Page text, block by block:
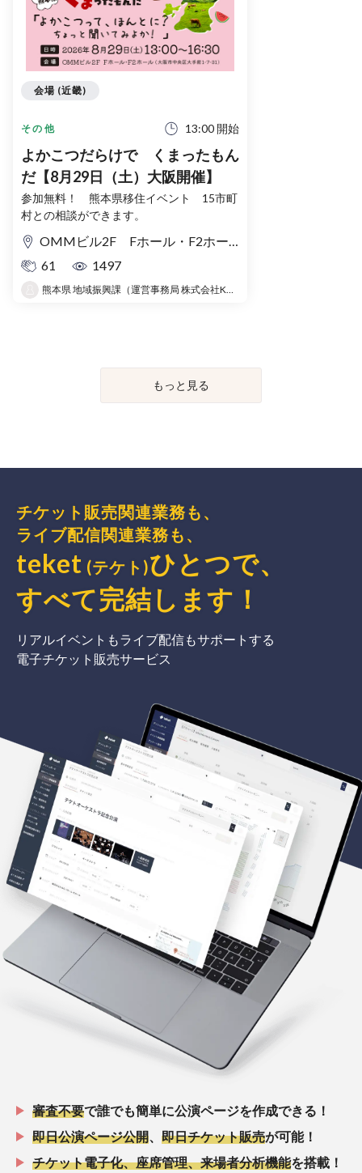
その他 13:00 開始
よかこつだらけで くまったもん
だ【8月29日（土）大阪開催】
参加無料！ 熊本県移住イベント 15市町
村との相談ができます。
OMMビル2F Fホール・F2ホール
61
1497
熊本県 地域振興課（運営事務局 株式会社KKTイノベート）
会場 (近畿)
もっと見る
チケット販売関連業務も、
ライブ配信関連業務も、
teket (テケト)ひとつで、
すべて完結 します ！
リアルイベントもライブ配信もサポートする
電子チケット販売サービス
審査不要で誰でも簡単に公演ページを作成できる！
即日公演ページ公開
即日チケット販売が可能！
チケット電子化、座席管理、来場者分析機能を搭載！